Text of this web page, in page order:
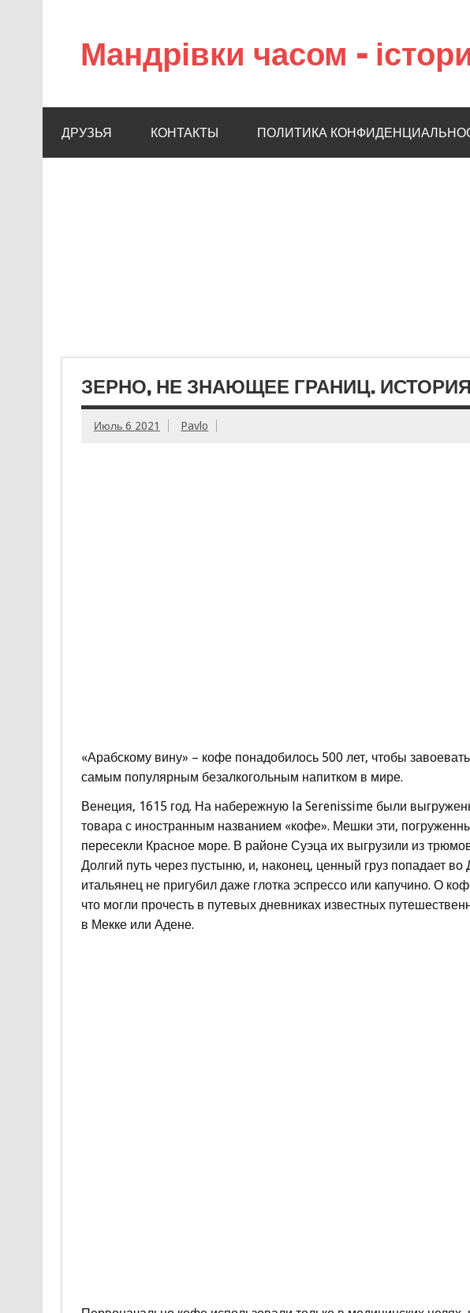
Мандрівки часом –
ДРУЗЬЯ КОНТАКТЫ ПОЛИТИКА
ЗЕРНО, НЕ ЗНАЮЩЕЕ ГРАНИЦ.
Июль 6 2021 Pavlo
«Арабскому вину» – кофе понадобилось 500 лет, чтобы
самым популярным безалкогольным напитком в мире.
Венеция, 1615 год. На набережную la Serenissime были
товара с иностранным названием «кофе». Мешки эти,
пересекли Красное море. В районе Суэца их выгрузили из
Долгий путь через пустыню, и, наконец, ценный груз попадает
итальянец не пригубил даже глотка эспрессо или капучино. О
что могли прочесть в путевых дневниках известных
в Мекке или Адене.